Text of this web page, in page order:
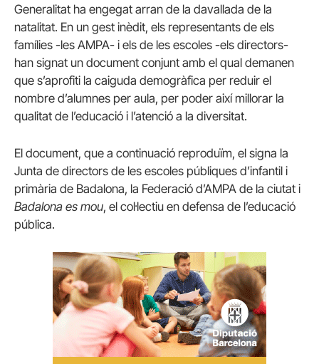
Generalitat ha engegat arran de la davallada de la
natalitat. En un gest inèdit, els representants de els
famílies -les AMPA- i els de les escoles -els directors-
han signat un document conjunt amb el qual demanen
que s’aprofiti la caiguda demogràfica per reduir el
nombre d’alumnes per aula, per poder així millorar la
qualitat de l’educació i l’atenció a la diversitat.
El document, que a continuació reproduïm, el signa la
Junta de directors de les escoles públiques d’infantil i
primària de Badalona, la Federació d’AMPA de la ciutat i
Badalona es mou, el col·lectiu en defensa de l’educació
pública.